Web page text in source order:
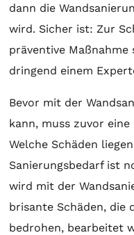
dann die
wird. Sicher ist: Zur
präventive
dringend einem
Bevor mit der
kann, muss zuvor
Welche Schäden
Sanierungsbedarf ist
wird mit der
brisante Schäden, die
bedrohen, bearbeitet